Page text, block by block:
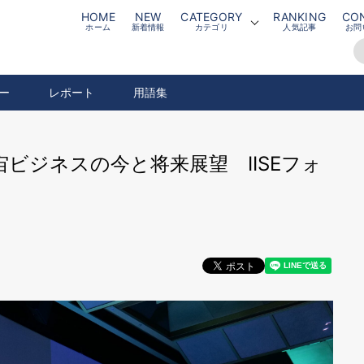
HOME
ホーム
NEW
新着情報
CATEGORY
カテゴリ
RANKING
人気記事 お
レポート 用語集
ビジネスの今と将来展望 IISEフォ